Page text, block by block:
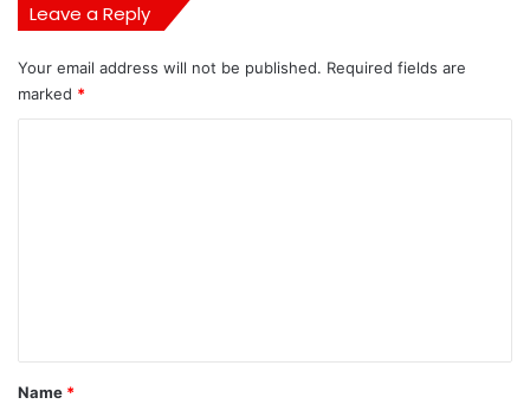
Leave a Reply
Your email address will not be published. Required fields are
marked *
*
Name *